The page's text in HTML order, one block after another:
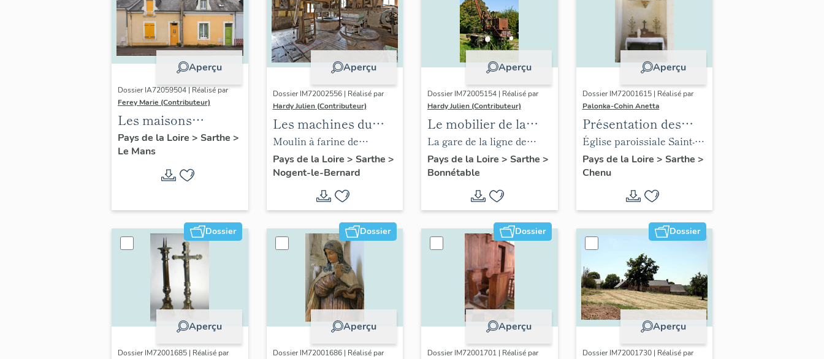
Aperçu
Dossier IA72059504 | Réalisé par
Ferey Marie (Contributeur)
Les maisons
faubouriennes du
Mans dites "les
mancelles"
Pays de la Loire > Sarthe >
Le Mans
Aperçu
Dossier IM72002556 | Réalisé par
Hardy Julien (Contributeur)
Les machines du
moulin à farine de
Haloppe
Moulin à farine de
Haloppe, actuellement
maison
Pays de la Loire > Sarthe >
Nogent-le-Bernard
Aperçu
Dossier IM72005154 | Réalisé par
Hardy Julien (Contributeur)
Le mobilier de la
gare de Bonnétable
La gare de la ligne de
chemin de fer de Mamers
à Saint-Calais,
actuellement gare de la
ligne du chemin de fer
touristique de la Sarthe.
Pays de la Loire > Sarthe >
Bonnétable
Aperçu
Dossier IM72001615 | Réalisé par
Palonka-Cohin Anetta
Présentation des
objets mobiliers de
l'église paroissiale
Saint-Martin de la
commune de Chenu
Église paroissiale Saint-
Martin de Chenu
Pays de la Loire > Sarthe >
Chenu
Dossier
Aperçu
Dossier IM72001685 | Réalisé par
Dossier
Aperçu
Dossier IM72001686 | Réalisé par
Dossier
Aperçu
Dossier IM72001701 | Réalisé par
Dossier
Aperçu
Dossier IM72001730 | Réalisé par